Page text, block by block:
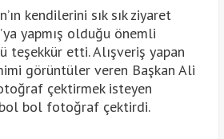
kendilerini sık sık ziyaret
yapmış olduğu önemli
teşekkür etti. Alışveriş yapan
görüntüler veren Başkan Ali
çektirmek isteyen
bol fotoğraf çektirdi.